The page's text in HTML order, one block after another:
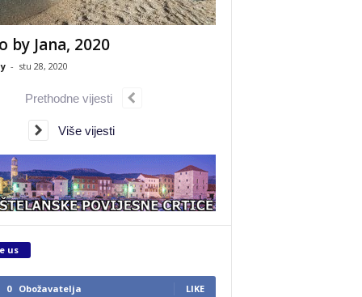
by Jana, 2020
- stu 28, 2020
Prethodne vijesti
Više vijesti
us
0 Obožavatelja LIKE